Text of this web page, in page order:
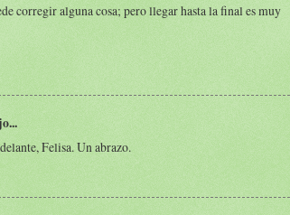
corregir alguna cosa; pero llegar hasta la final es muy
Felisa. Un abrazo.